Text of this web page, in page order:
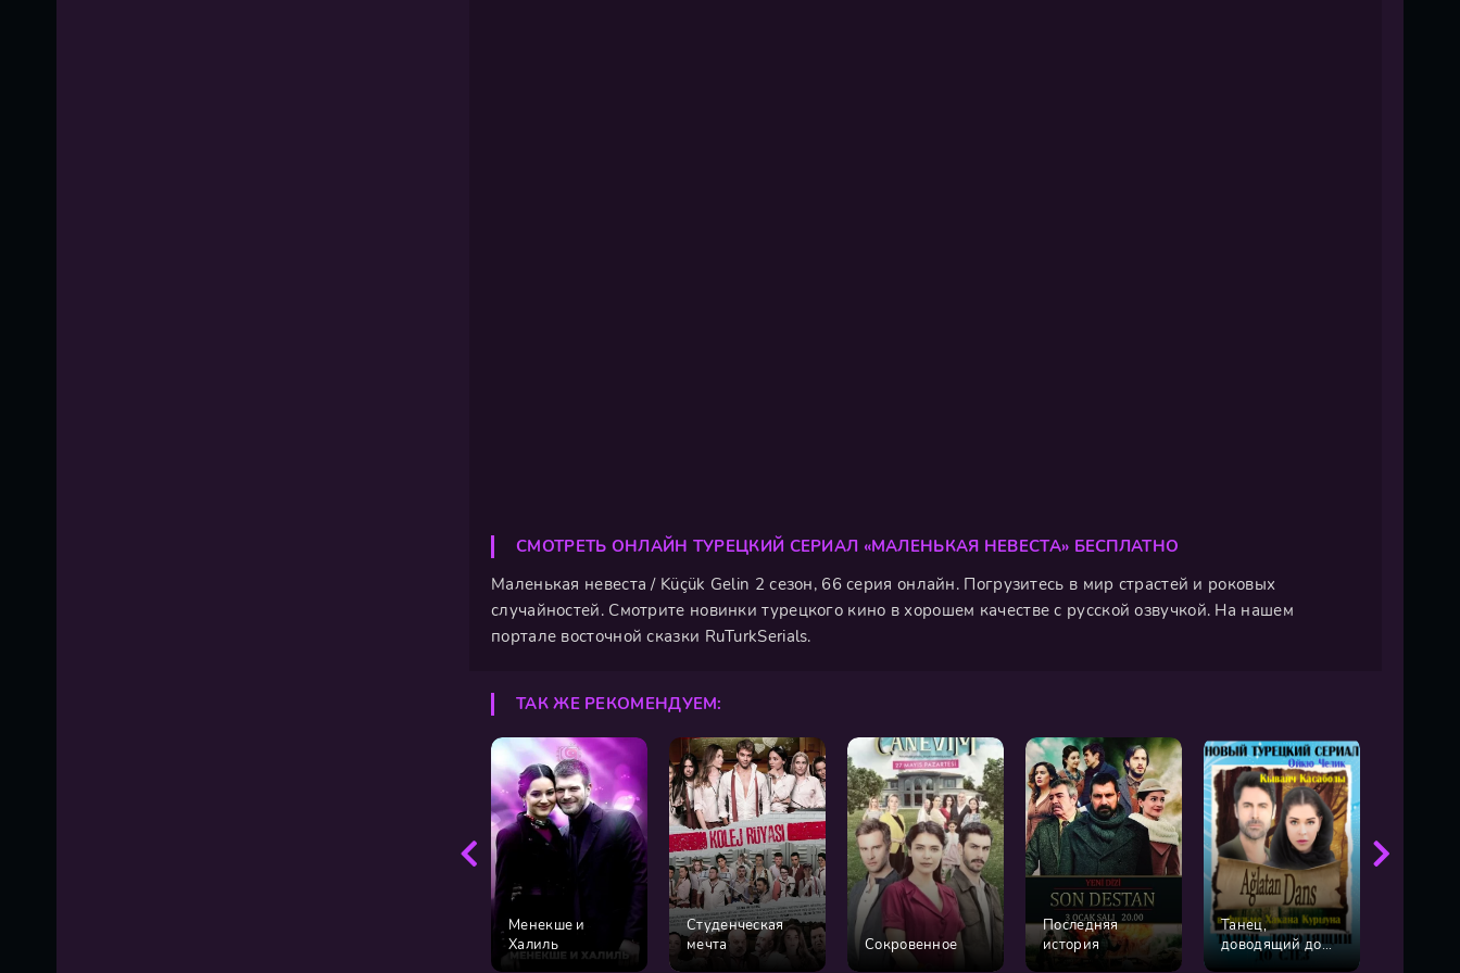
СМОТРЕТЬ ОНЛАЙН ТУРЕЦКИЙ СЕРИАЛ «МАЛЕНЬКАЯ НЕВЕСТА» БЕСПЛАТНО
Маленькая невеста / Küçük Gelin 2 сезон, 66 серия онлайн. Погрузитесь в мир страстей и роковых
случайностей. Смотрите новинки турецкого кино в хорошем качестве с русской озвучкой. На нашем
портале восточной сказки RuTurkSerials.
ТАК ЖЕ РЕКОМЕНДУЕМ:
Менекше и
Халиль
Студенческая
мечта
Сокровенное
Последняя
история
Танец,
доводящий до